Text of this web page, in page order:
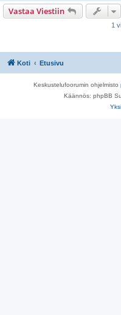
o
n
v
Vastaa Viestiin
1
Koti Etusivu
Keskustelufoorumin ohjelmisto
Käännös: phpBB